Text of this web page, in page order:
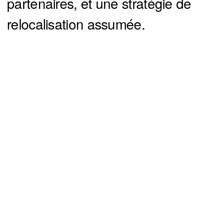
relocalisation assumée.